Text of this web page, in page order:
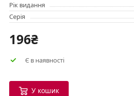
Рік видання
Серія
196₴
Є в наявності
У кошик